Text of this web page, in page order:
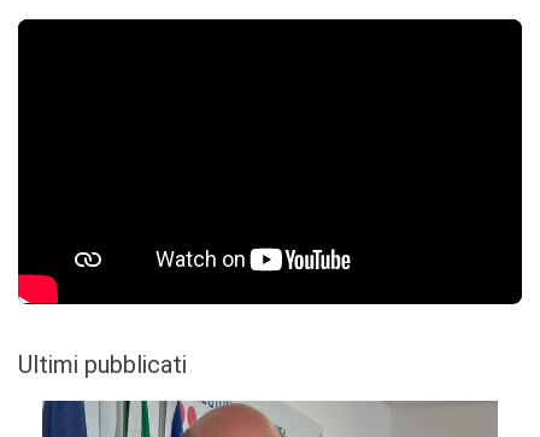
Ultimi pubblicati